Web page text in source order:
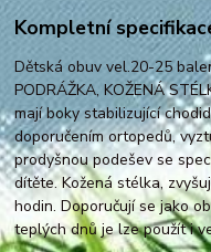
Kompletní
Dětská obuv vel.20-25
PODRÁŽKA, KOŽENÁ
mají boky stabilizující
doporučením ortopedů,
prodyšnou podešev se
dítěte. Kožená stélka,
hodin. Doporučují se jako
teplých dnů je lze použít i